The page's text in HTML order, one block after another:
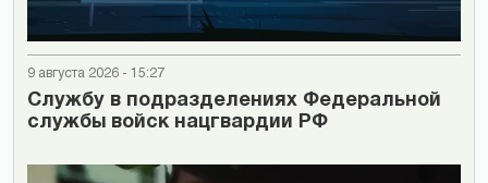
9 августа 2026 - 15:27
Cлужбу в подразделениях Федеральной
службы войск нацгвардии РФ